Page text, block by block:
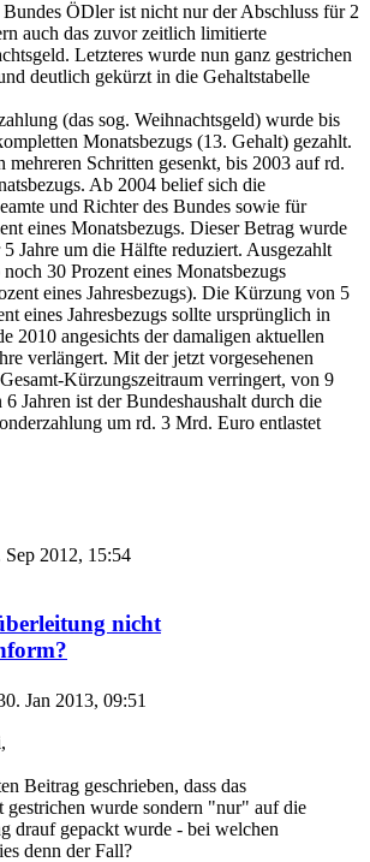
ÖDler ist nicht nur der Abschluss für 2
auch das zuvor zeitlich limitierte
Letzteres wurde nun ganz gestrichen
deutlich gekürzt in die Gehaltstabelle
(das sog. Weihnachtsgeld) wurde bis
Monatsbezugs (13. Gehalt) gezahlt.
mehreren Schritten gesenkt, bis 2003 auf rd.
Ab 2004 belief sich die
und Richter des Bundes sowie für
eines Monatsbezugs. Dieser Betrag wurde
Jahre um die Hälfte reduziert. Ausgezahlt
30 Prozent eines Monatsbezugs
eines Jahresbezugs). Die Kürzung von 5
eines Jahresbezugs sollte ursprünglich in
2010 angesichts der damaligen aktuellen
verlängert. Mit der jetzt vorgesehenen
Kürzungszeitraum verringert, von 9
6 Jahren ist der Bundeshaushalt durch die
um rd. 3 Mrd. Euro entlastet
Sep 2012, 15:54
nicht
Jan 2013, 09:51
Beitrag geschrieben, dass das
gestrichen wurde sondern "nur" auf die
drauf gepackt wurde - bei welchen
denn der Fall?